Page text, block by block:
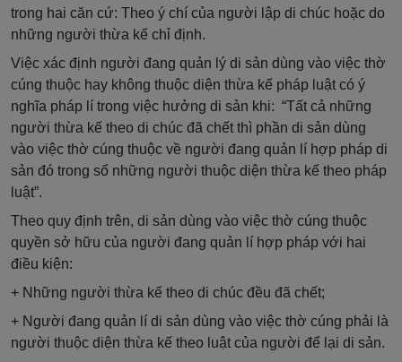
trong hai căn cứ: Theo ý chí của người lập di chúc hoặc do
những người thừa kế chỉ định.
Việc xác định người đang quản lý di sản dùng vào việc thờ
cúng thuộc hay không thuộc diện thừa kế pháp luật có ý
nghĩa pháp lí trong việc hưởng di sản khi: “Tất cả những
người thừa kế theo di chúc đã chết thì phần di sản dùng
vào việc thờ cúng thuộc về người đang quản lí hợp pháp di
sản đó trong số những người thuộc diện thừa kế theo pháp
luật”.
Theo quy định trên, di sản dùng vào việc thờ cúng thuộc
quyền sở hữu của người đang quản lí hợp pháp với hai
điều kiện:
+ Những người thừa kế theo di chúc đều đã chết;
+ Người đang quản lí di sản dùng vào việc thờ cúng phải là
người thuộc diện thừa kế theo luật của người để lại di sản.